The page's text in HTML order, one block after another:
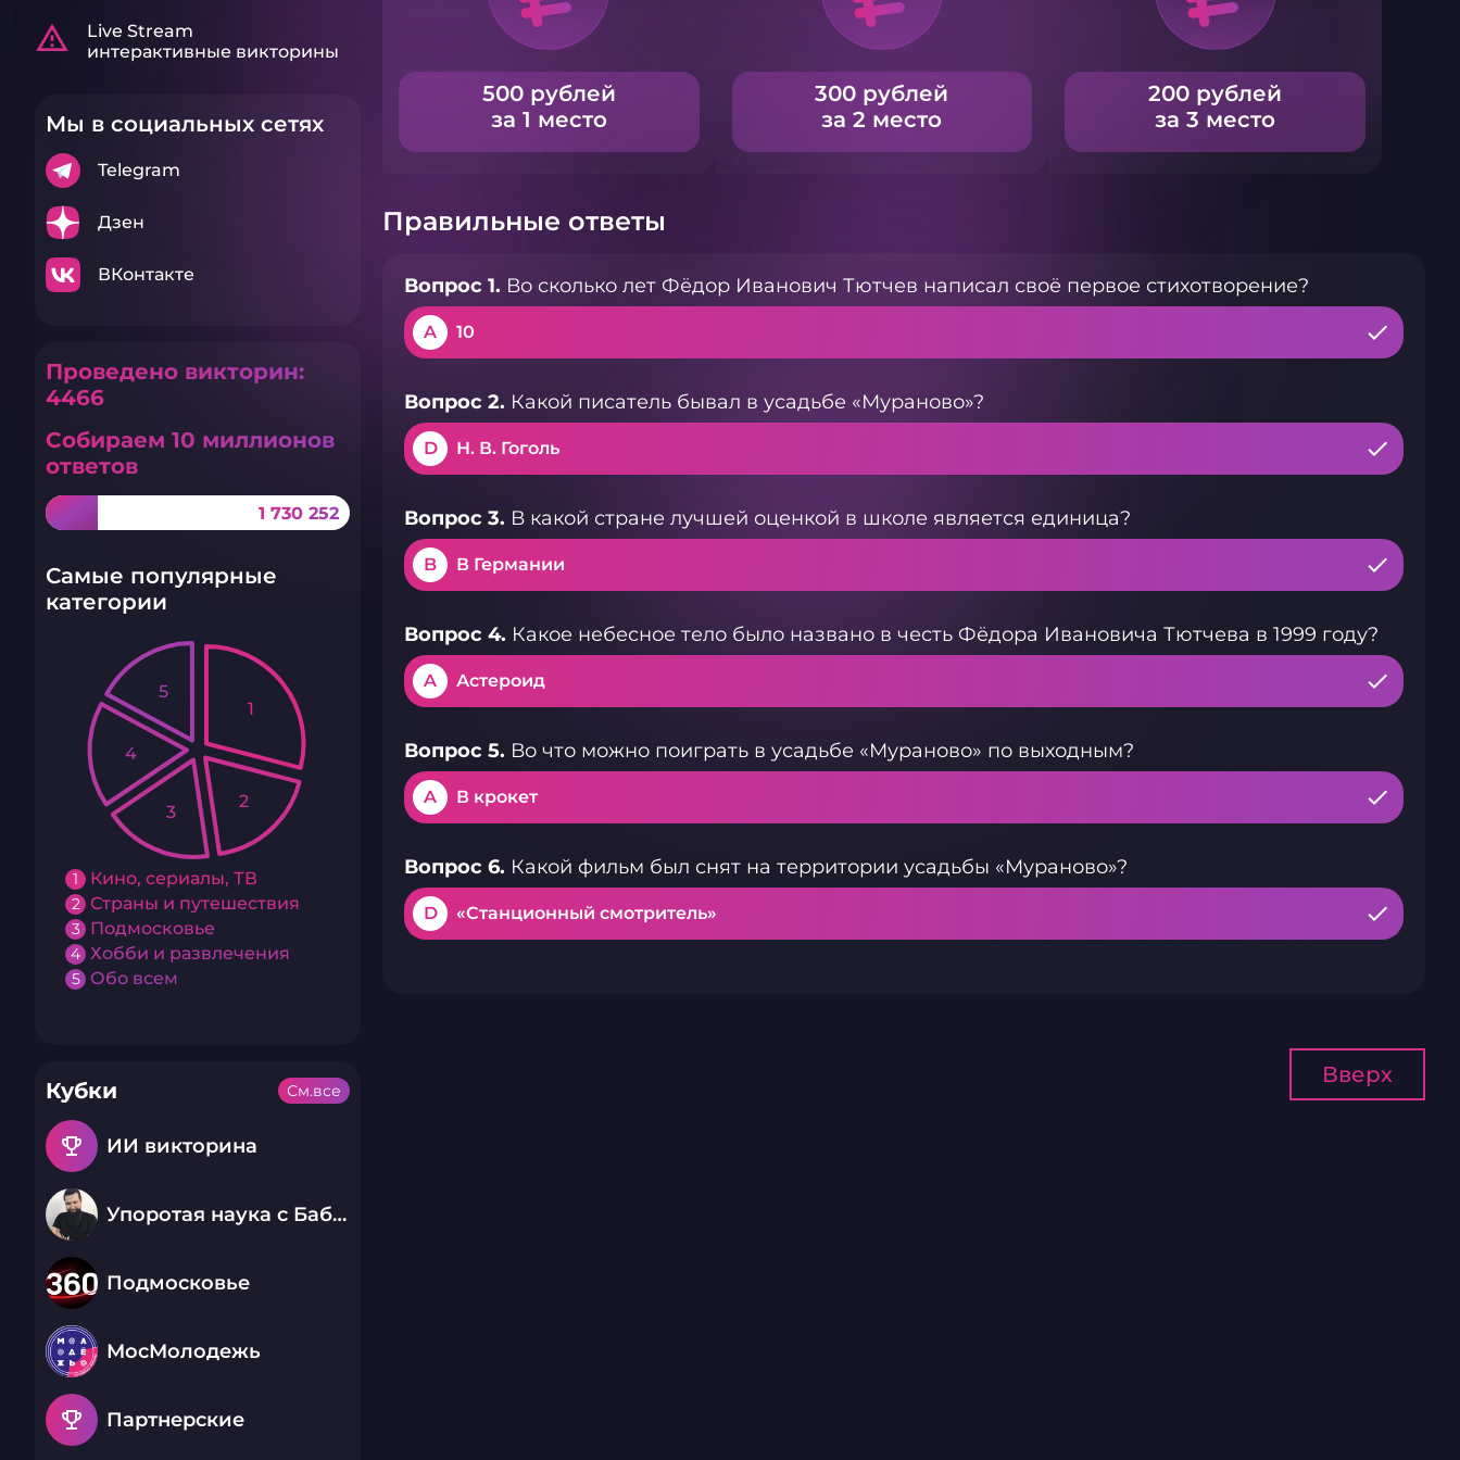
warning_amber
Live Stream
интерактивные викторины
Мы в социальных сетях
Telegram
Дзен
ВКонтакте
Проведено викторин:
4466
Собираем 10 миллионов
ответов
1 730 252
Самые популярные
категории
1 Кино, сериалы, ТВ
2 Страны и путешествия
3 Подмосковье
4 Хобби и развлечения
5 Обо всем
1
2
3
4
5
Кубки
emoji_events ИИ викторина
Упоротая наука с Бабаем Лютым
Подмосковье
МосМолодежь
emoji_events Партнерские
См.все
500 рублей
за 1 место
300 рублей
за 2 место
200 рублей
за 3 место
Правильные ответы
Вопрос 1. Во сколько лет Фёдор Иванович Тютчев написал своё первое стихотворение?
A 10
Вопрос 2. Какой писатель бывал в усадьбе «Мураново»?
D Н. В. Гоголь
Вопрос 3. В какой стране лучшей оценкой в школе является единица?
B В Германии
Вопрос 4. Какое небесное тело было названо в честь Фёдора Ивановича Тютчева в 1999 году?
A Астероид
Вопрос 5. Во что можно поиграть в усадьбе «Мураново» по выходным?
A В крокет
Вопрос 6. Какой фильм был снят на территории усадьбы «Мураново»?
D «Станционный смотритель»
Вверх